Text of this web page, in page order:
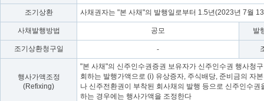
조기상환 사채권자는 "본 사채"의 발행일로부터 1.5년(2023년 7월
사채발행방법 공모 발
조기상환청구일 -
행사가액조정
(Refixing)
"본 사채"의 신주인수권증권 보유자가 신주인수권 행사청
회하는 발행가액으로 (i) 유상증자, 주식배당, 준비금의 자
나 신주전환권이 부착된 회사채의 발행 등으로 신주인수
하는 경우에는 행사가액을 조정한다